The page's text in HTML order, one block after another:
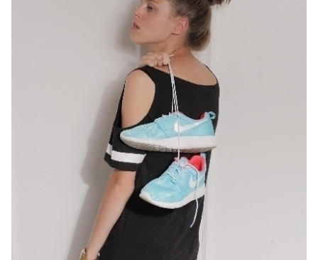
トラベル
カルチャー/エンタメ
占い
性と愛